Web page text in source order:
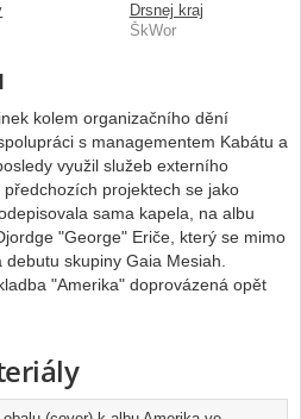
Drsnej kraj
ŠkWor
kolem organizačního dění
s managementem Kabátu a
využil služeb externího
projektech se jako
sama kapela, na albu
"George" Eriče, který se mimo
skupiny Gaia Mesiah.
"Amerika" doprovázená opět